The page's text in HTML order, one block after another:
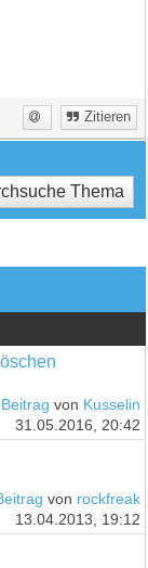
Zitieren
von Kusselin
31.05.2016, 20:42
von rockfreak
13.04.2013, 19:12